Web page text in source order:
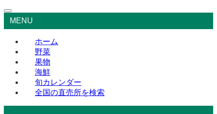
MENU
ホーム
野菜
果物
海鮮
旬カレンダー
全国の直売所を検索